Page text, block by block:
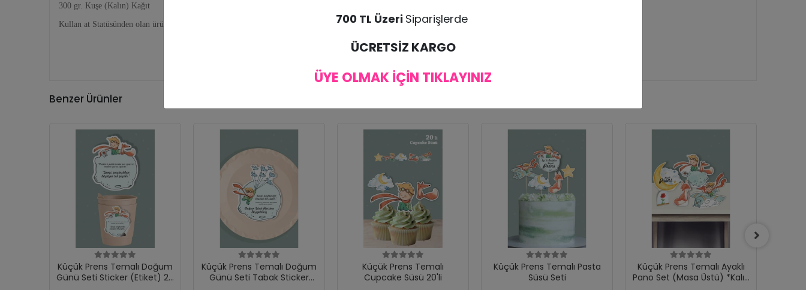
300 gr. Kuşe (Kalın) Kağıt
Kullan at Statüsünden olan ürünler olduğundan ürün iadesi kabul edilmemektedir. Ürünün zarar görmesi halinde tekrar ürün gönderimi yapılır.
Benzer Ürünler
Küçük Prens Temalı Doğum
Günü Seti Sticker (Etiket) 20
Küçük Prens Temalı Doğum
Günü Seti Tabak Sticker
Küçük Prens Temalı
Cupcake Süsü 20'li
Küçük Prens Temalı Pasta
Süsü Seti
Küçük Prens Temalı Ayaklı
Pano Set (Masa Üstü) *Kalın
700 TL Üzeri Siparişlerde
ÜCRETSİZ KARGO
ÜYE OLMAK İÇİN TIKLAYINIZ